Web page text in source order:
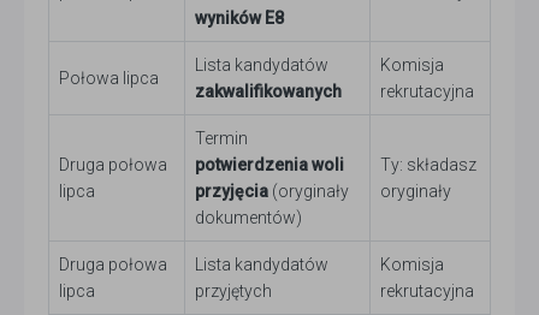
wyników E8
Połowa lipca
Lista kandydatów
zakwalifikowanych
Komisja
rekrutacyjna
Druga połowa
lipca
Termin
potwierdzenia woli
przyjęcia (oryginały
dokumentów)
Ty: składasz
oryginały
Druga połowa
lipca
Lista kandydatów
przyjętych
Komisja
rekrutacyjna